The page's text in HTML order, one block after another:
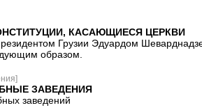
КАСАЮЩИЕСЯ ЦЕРКВИ
Грузии Эдуардом
образом.
ЗАВЕДЕНИЯ
заведений